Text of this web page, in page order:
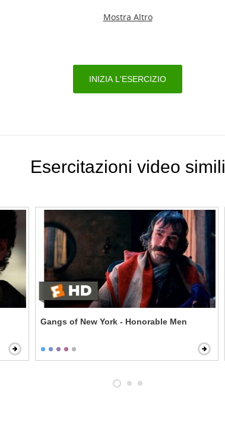
Mostra Altro
INIZIA L'ESERCIZIO
Esercitazioni video simili
Gangs of New York - Honorable Men